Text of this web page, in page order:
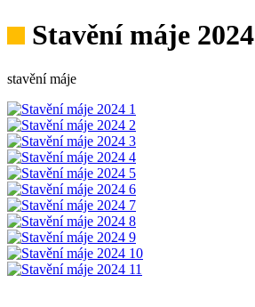
Stavění máje 2024
stavění máje